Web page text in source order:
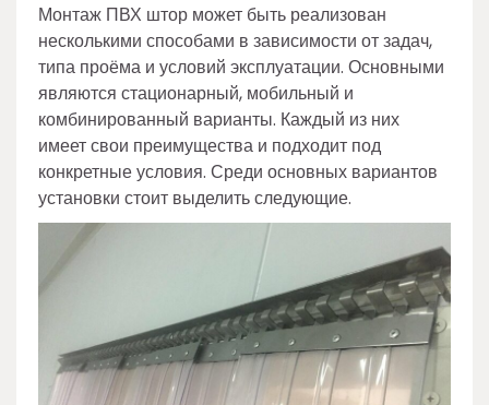
Монтаж ПВХ штор может быть реализован
несколькими способами в зависимости от задач,
типа проёма и условий эксплуатации. Основными
являются стационарный, мобильный и
комбинированный варианты. Каждый из них
имеет свои преимущества и подходит под
конкретные условия. Среди основных вариантов
установки стоит выделить следующие.